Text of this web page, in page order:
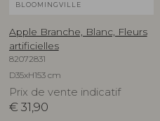
BLOOMINGVILLE
Apple Branche, Blanc, Fleurs
artificielles
82072831
D35xH153 cm
Prix de vente indicatif
€ 31,90